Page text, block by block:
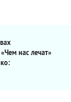
нас лечат»